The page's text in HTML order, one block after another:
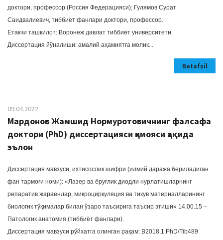
доктори, профессор (Россия Федерацияси); Гулямов Сурат
Саидвалиевич, тиббиёт фанлари доктори, профессор.
Етакчи ташкилот: Воронеж давлат тиббиёт университети.
Диссертация йўналиши: амалий аҳамиятга молик...
Batafsil
09.04.2022
Мардонов Жамшид Нормуротовичнинг фалсафа
доктори (PhD) диссертацияси ҳимояси ҳақида
эълон
Диссертация мавзуси, ихтисослик шифри (илмий даража бериладиган
фан тармоғи номи): «Лазер ва ёруғлик диодли нурлатишларнинг
репаратив жараёнлар, микроциркуляция ва тикув материалларининг
биологик тўқималар билан ўзаро таъсирига таъсир этиши» 14.00.15 –
Патологик анатомия (тиббиёт фанлари).
Диссертация мавзуси рўйхатга олинган рақам: B2018.1.PhD/Tib489